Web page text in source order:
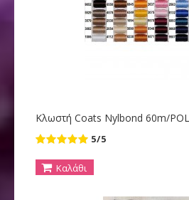
Κλωστή Coats Nylbond 60m/
5/5
Καλάθι